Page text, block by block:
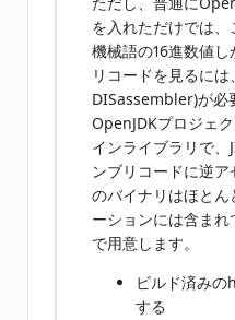
を入れただけでは
機械語の16進数値
リコードを見るに
DISassembler)が必
OpenJDKプロジェ
インライブラリで
ンブリコードに逆
のバイナリはほとん
ーションには含ま
で用意します。
ビルド済み
する